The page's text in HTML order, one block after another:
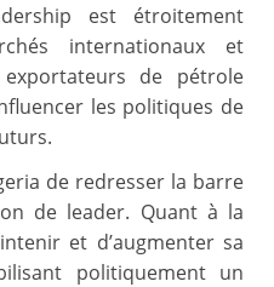
est étroitement
internationaux et
exportateurs de pétrole
les politiques de
de redresser la barre
de leader. Quant à la
et d’augmenter sa
politiquement un